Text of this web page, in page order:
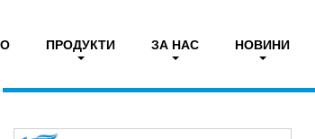
ПРОДУКТИ ЗА НАС НОВИНИ
температура на фен. Газов нагревател за вода